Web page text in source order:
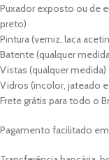
Puxador exposto ou de
preto)
Pintura (verniz, laca
Batente (qualquer
Vistas (qualquer medida)
Vidros (incolor, jateado
Frete grátis para todo o
Pagamento facilitado em